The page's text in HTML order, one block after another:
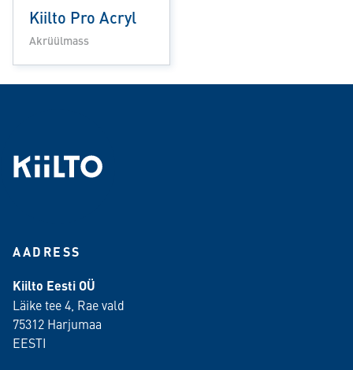
Kiilto Pro Acryl
Akrüülmass
AADRESS
Kiilto Eesti OÜ
Läike tee 4, Rae vald
75312 Harjumaa
EESTI